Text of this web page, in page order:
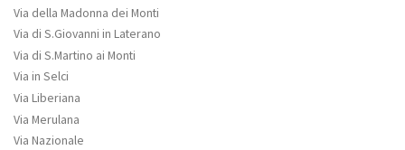
Via della Madonna dei Monti
Via di S.Giovanni in Laterano
Via di S.Martino ai Monti
Via in Selci
Via Liberiana
Via Merulana
Via Nazionale